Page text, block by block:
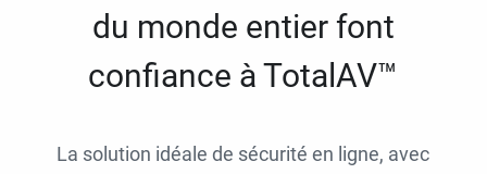
du monde entier font
confiance à TotalAV™
La solution idéale de sécurité en ligne, avec